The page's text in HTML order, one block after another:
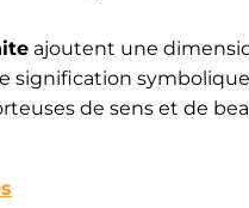
ajoutent une
signification
de sens et de